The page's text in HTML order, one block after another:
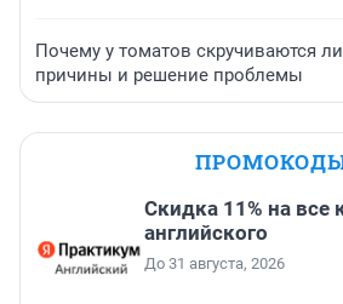
Почему у томатов скручиваются
причины и решение проблемы
Скидка 11% на все
английского
До 31 августа, 2026